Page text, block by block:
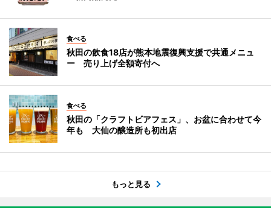
食べる
秋田の飲食18店が熊本地震復興支援で共通メニュ
ー 売り上げ全額寄付へ
食べる
秋田の「クラフトビアフェス」、お盆に合わせて今
年も 大仙の醸造所も初出店
もっと見る